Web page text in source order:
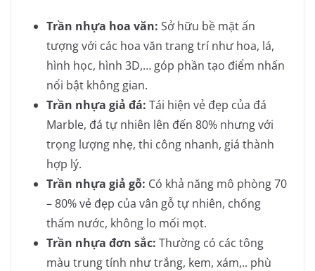
Trần nhựa hoa văn: Sở hữu bề mặt ấn
tượng với các hoa văn trang trí như hoa, lá,
hình học, hình 3D,… góp phần tạo điểm nhấn
nổi bật không gian.
Trần nhựa giả đá: Tái hiện vẻ đẹp của đá
Marble, đá tự nhiên lên đến 80% nhưng với
trọng lượng nhẹ, thi công nhanh, giá thành
hợp lý.
Trần nhựa giả gỗ: Có khả năng mô phòng 70
– 80% vẻ đẹp của vân gỗ tự nhiên, chống
thấm nước, không lo mối mọt.
Trần nhựa đơn sắc: Thường có các tông
màu trung tính như trắng, kem, xám,.. phù